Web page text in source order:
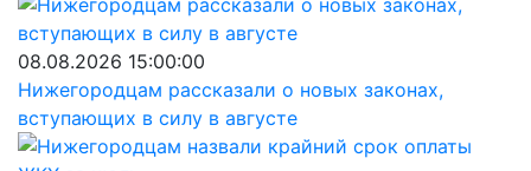
08.08.2026 15:00:00
Нижегородцам рассказали о новых законах,
вступающих в силу в августе